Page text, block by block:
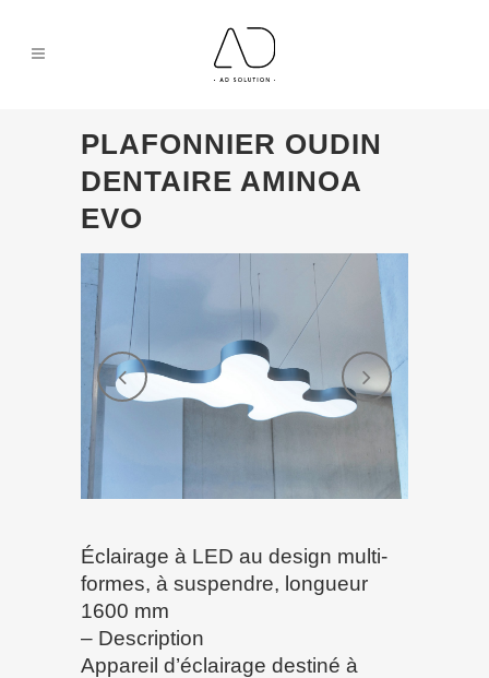
PLAFONNIER OUDIN
DENTAIRE AMINOA
EVO
Éclairage à LED au design multi-
formes, à suspendre, longueur
1600 mm
– Description
Appareil d’éclairage destiné à